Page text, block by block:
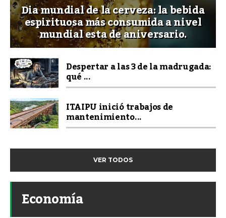
Dia mundial de la cerveza: la bebida
espirituosa más consumida a nivel
mundial esta de aniversario.
Despertar a las 3 de la madrugada:
qué ...
ITAIPU inició trabajos de
mantenimiento...
VER TODOS
Economía